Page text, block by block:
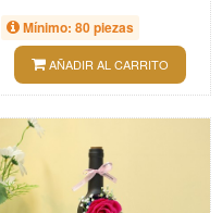
Mínimo: 80 piezas
AÑADIR AL CARRITO